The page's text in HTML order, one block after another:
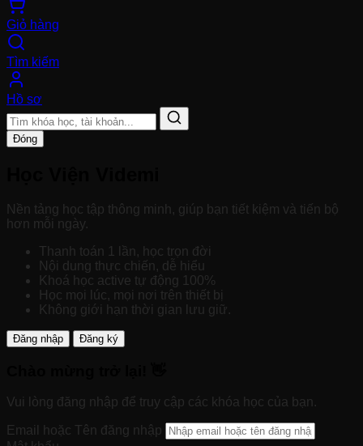
Giỏ hàng
Tìm kiếm
Hồ sơ
Đóng
Nền tảng học tập thông minh, giúp bạn tiết kiệm và tiến bộ
hơn mỗi ngày.
Thanh toán 1 lần, học trọn đời
Nội dung thực chiến, dễ hiểu
Khoá học active tự động 100%
Học mọi lúc, mọi nơi trên thiết bị
Không giới hạn thời gian lưu giữ.
Đăng nhập Đăng ký
Vui lòng đăng nhập để truy cập các khóa học của bạn.
Email hoặc Tên đăng nhập